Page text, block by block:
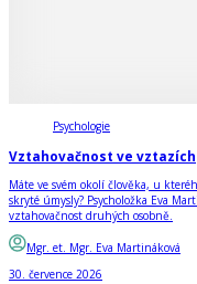
Psychologie
Vztahovačnost ve vztazích
Máte ve svém okolí člověka, u
skryté úmysly? Psycholožka Eva
vztahovačnost druhých osobně.
Mgr. et. Mgr. Eva Martináková
30. července 2026